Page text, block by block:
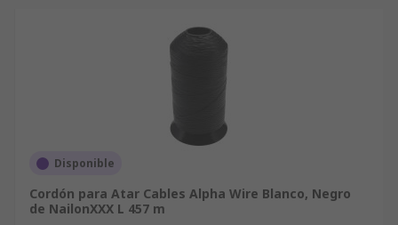
Disponible
Cordón para Atar Cables Alpha Wire Blanco, Negro
de NailonXXX L 457 m